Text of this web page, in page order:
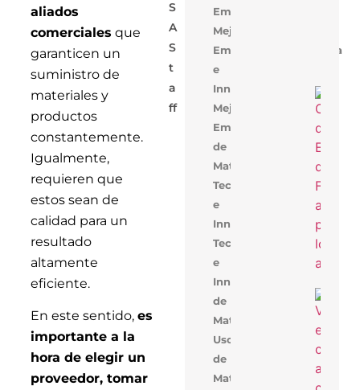
aliados
comerciales que
garanticen un
suministro de
materiales y
productos
constantemente.
Igualmente,
requieren que
estos sean de
calidad para un
resultado
altamente
eficiente.
En este sentido, es
importante a la
hora de elegir un
proveedor, tomar
S
A
S
T
A
Ff
Empresarial
Mejora
Empresarial,Tecnologia
e
Innovacion
Mejora
Empresarial,Uso
de
Materiales
Tecnología
e
Innovación
Tecnologia
e
Innovacion,Uso
de
Materiales
Uso
de
Materiales
De